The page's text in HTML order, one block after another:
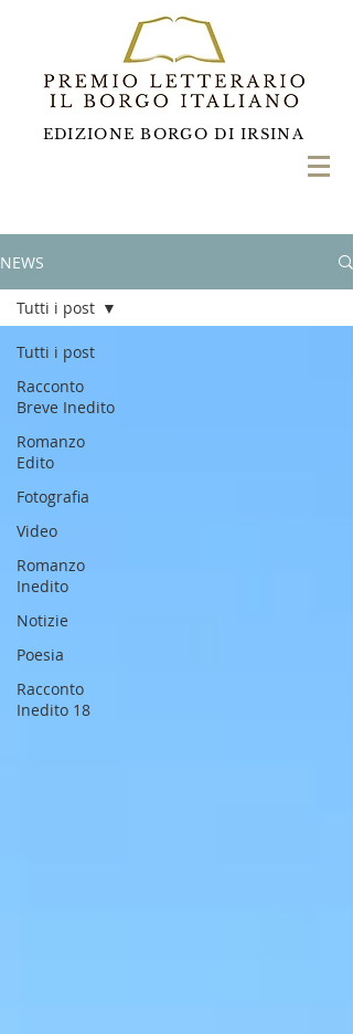
EDIZIONE BORGO DI IRSINA
NEWS
Tutti i post
Racconto
Breve Inedito
Romanzo
Edito
Fotografia
Video
Romanzo
Inedito
Notizie
Poesia
Racconto
Inedito 18
Tutti i post